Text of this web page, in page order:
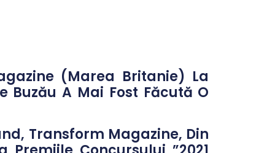
(Marea Britanie) La
Buzău A Mai Fost Făcută O
Transform Magazine, Din